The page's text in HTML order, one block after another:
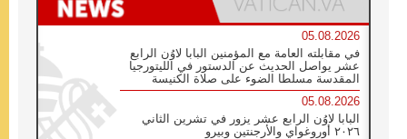
05.08.2026
في مقابلته العامة مع المؤمنين البابا لاوُن الرابع
عشر يواصل الحديث عن الدستور في الليتورجيا
المقدسة مسلطا الضوء على صلاة الكنيسة
05.08.2026
البابا لاوُن الرابع عشر يزور في تشرين الثاني
٢٠٢٦ أوروغواي والأرجنتين وبيرو